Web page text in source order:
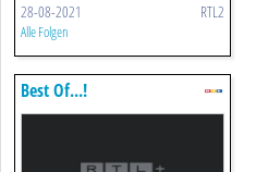
28-08-2021 RTL2
Alle Folgen
Best Of...!